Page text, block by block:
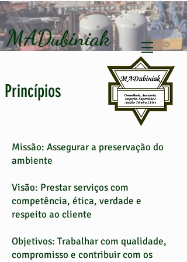
MADubiniak
Princípios
Missão: Assegurar a preservação do
ambiente
Visão: Prestar serviços com
competência, ética, verdade e
respeito ao cliente
Objetivos: Trabalhar com qualidade,
compromisso e contribuir com os